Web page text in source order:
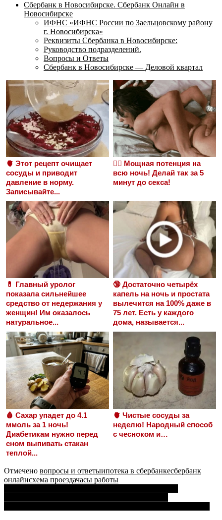
Сбербанк в Новосибирске. Сбербанк Онлайн в
Новосибирске
ИФНС «ИФНС России по Заельцовскому району
г. Новосибирска»
Реквизиты Сбербанка в Новосибирске:
Руководство подразделений.
Вопросы и Ответы
Сбербанк в Новосибирске — Деловой квартал
🫀 Этот рецепт очищает
сосуды и приводит
давление в норму.
Записывайте...
❤️‍🔥 Мощная потенция на
всю ночь! Делай так за 5
минут до секса!
💊 Главный уролог
показала сильнейшее
средство от недержания у
женщин! Им оказалось
натуральное...
🔞 Достаточно четырёх
капель на ночь и простата
вылечится на 100% даже в
75 лет. Есть у каждого
дома, называется...
🩸 Сахар упадет до 4.1
ммоль за 1 ночь!
Диабетикам нужно перед
сном выпивать стакан
теплой...
🫀 Чистые сосуды за
неделю! Народный способ
с чесноком и…
Отмечено вопросы и ответыипотека в сбербанкесбербанк
онлайнсхема проездачасы работы
Навигация
по